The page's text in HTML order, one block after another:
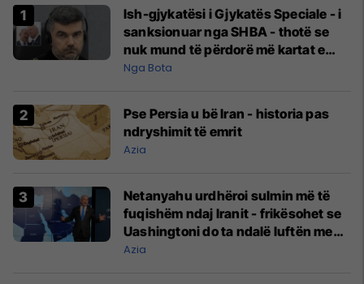
Ish-gjykatësi i Gjykatës Speciale - i
sanksionuar nga SHBA - thotë se
nuk mund të përdorë më kartat e
kreditit e as të porositë gjëra në
Nga Bota
Pse Persia u bë Iran - historia pas
ndryshimit të emrit
Azia
Netanyahu urdhëroi sulmin më të
fuqishëm ndaj Iranit - frikësohet se
Uashingtoni do ta ndalë luftën me
Teheranin
Azia